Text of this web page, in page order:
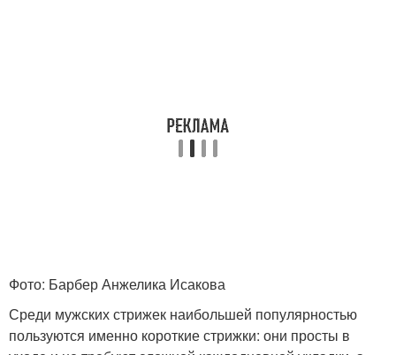
Непричесанные волосы
Фото: Барбер Анжелика Исакова
Среди мужских стрижек наибольшей популярностью
пользуются именно короткие стрижки: они просты в